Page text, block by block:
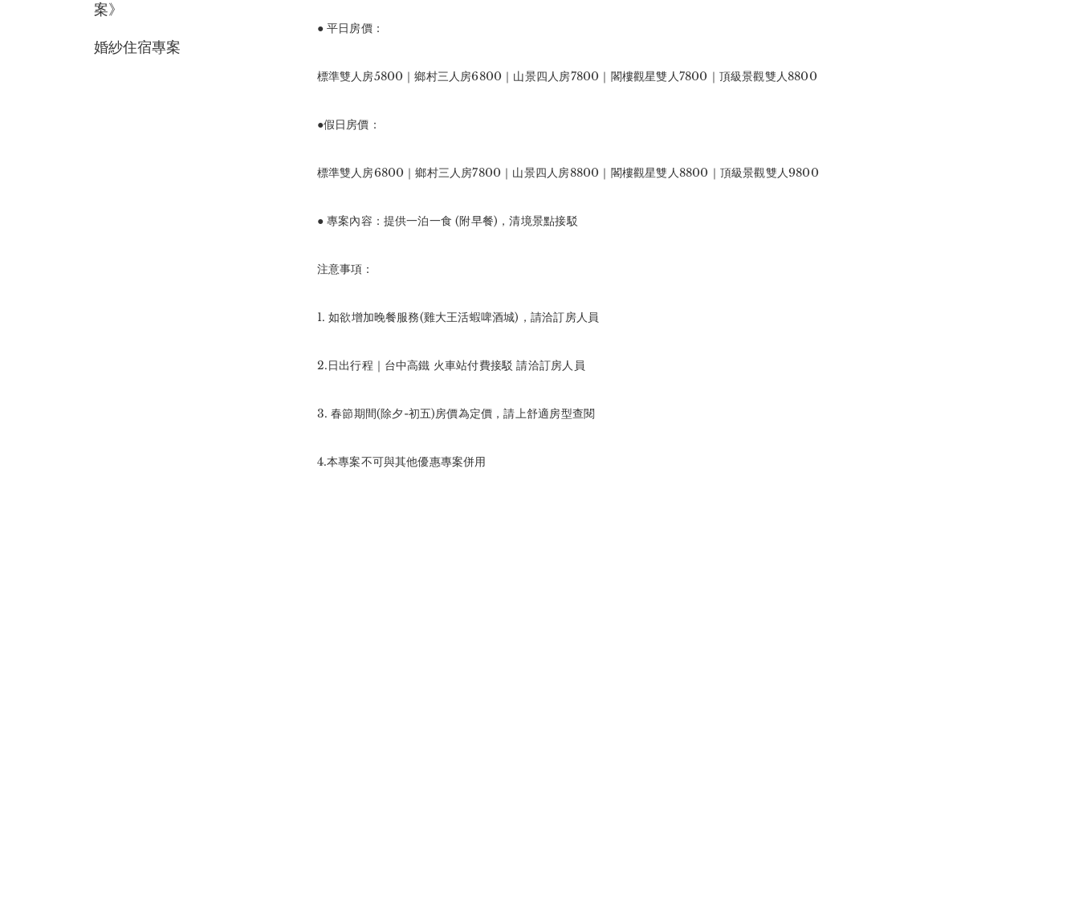
案》
婚紗住宿專案
● 平日房價：
標準雙人房5800｜鄉村三人房6800｜山景四人房7800｜閣樓觀星雙人7800｜頂級景觀雙人8800
●假日房價：
標準雙人房6800｜鄉村三人房7800｜山景四人房8800｜閣樓觀星雙人8800｜頂級景觀雙人9800
● 專案內容：提供一泊一食 (附早餐)，清境景點接駁
注意事項：
1. 如欲增加晚餐服務(雞大王活蝦啤酒城)，請洽訂房人員
2.日出行程｜台中高鐵 火車站付費接駁 請洽訂房人員
3. 春節期間(除夕-初五)房價為定價，請上舒適房型查閱
4.本專案不可與其他優惠專案併用